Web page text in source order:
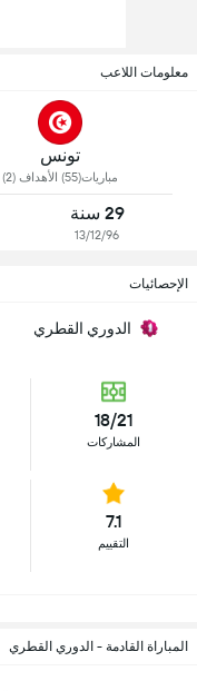
معلومات اللاعب
تونس
مباريات(55) الأهداف (2)
29 سنة
13/12/96
الإحصائيات
الدوري القطري
18/21
المشاركات
7.1
التقييم
المباراة القادمة - الدوري القطري